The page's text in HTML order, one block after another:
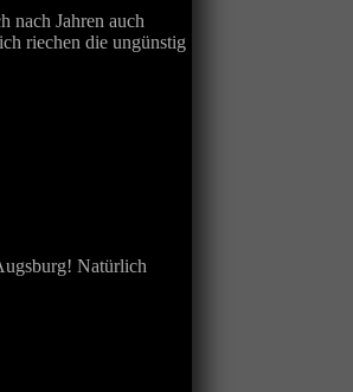
nach Jahren auch
riechen die ungünstig
Natürlich